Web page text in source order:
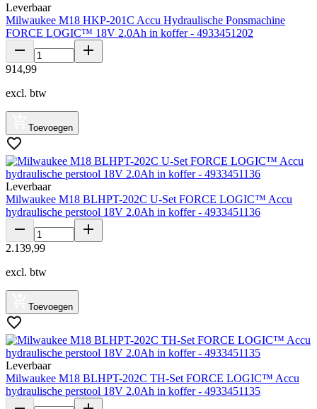
Leverbaar
Milwaukee M18 HKP-201C Accu Hydraulische Ponsmachine
FORCE LOGIC™ 18V 2.0Ah in koffer - 4933451202
914,99
excl. btw
Toevoegen
Leverbaar
Milwaukee M18 BLHPT-202C U-Set FORCE LOGIC™ Accu
hydraulische perstool 18V 2.0Ah in koffer - 4933451136
2.139,99
excl. btw
Toevoegen
Leverbaar
Milwaukee M18 BLHPT-202C TH-Set FORCE LOGIC™ Accu
hydraulische perstool 18V 2.0Ah in koffer - 4933451135